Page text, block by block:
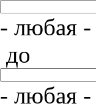
- любая -
до
- любая -